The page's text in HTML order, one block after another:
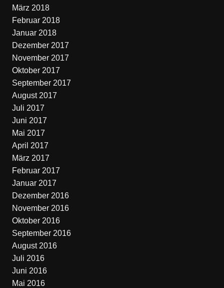
März 2018
Februar 2018
Januar 2018
Dezember 2017
November 2017
Oktober 2017
September 2017
August 2017
Juli 2017
Juni 2017
Mai 2017
April 2017
März 2017
Februar 2017
Januar 2017
Dezember 2016
November 2016
Oktober 2016
September 2016
August 2016
Juli 2016
Juni 2016
Mai 2016